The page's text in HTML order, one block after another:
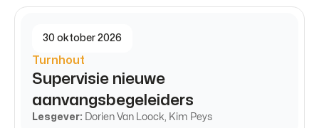
30 oktober 2026
Turnhout
Supervisie nieuwe
aanvangsbegeleiders
Lesgever: Dorien Van Loock, Kim Peys